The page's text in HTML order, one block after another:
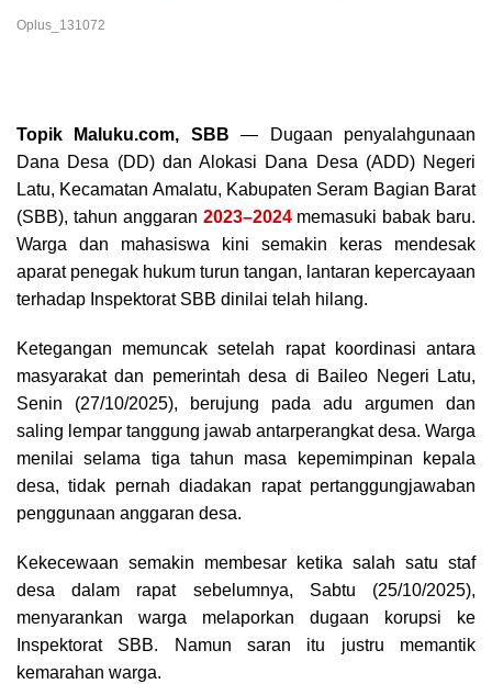
Oplus_131072
Topik Maluku.com, SBB— Dugaan penyalahgunaan
Dana Desa (DD) dan Alokasi Dana Desa (ADD) Negeri
Latu, Kecamatan Amalatu, Kabupaten Seram Bagian Barat
(SBB), tahun anggaran 2023–2024memasuki babak baru.
Warga dan mahasiswa kini semakin keras mendesak
aparat penegak hukum turun tangan, lantaran kepercayaan
terhadap Inspektorat SBB dinilai telah hilang.
Ketegangan memuncak setelah rapat koordinasi antara
masyarakat dan pemerintah desa di Baileo Negeri Latu,
Senin (27/10/2025), berujung pada adu argumen dan
saling lempar tanggung jawab antarperangkat desa. Warga
menilai selama tiga tahun masa kepemimpinan kepala
desa, tidak pernah diadakan rapat pertanggungjawaban
penggunaan anggaran desa.
Kekecewaan semakin membesar ketika salah satu staf
desa dalam rapat sebelumnya, Sabtu (25/10/2025),
menyarankan warga melaporkan dugaan korupsi ke
Inspektorat SBB. Namun saran itu justru memantik
kemarahan warga.